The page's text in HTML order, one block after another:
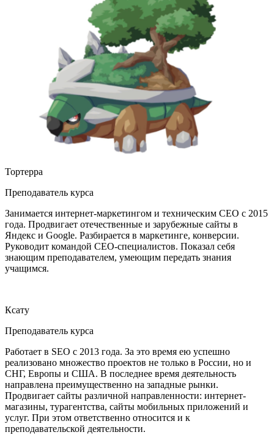
Тортерра
Преподаватель курса
Занимается интернет-маркетингом и техническим СЕО с 2015
года. Продвигает отечественные и зарубежные сайты в
Яндекс и Google. Разбирается в маркетинге, конверсии.
Руководит командой СЕО-специалистов. Показал себя
знающим преподавателем, умеющим передать знания
учащимся.
Ксату
Преподаватель курса
Работает в SEO с 2013 года. За это время ею успешно
реализовано множество проектов не только в России, но и
СНГ, Европы и США. В последнее время деятельность
направлена преимущественно на западные рынки.
Продвигает сайты различной направленности: интернет-
магазины, турагентства, сайты мобильных приложений и
услуг. При этом ответственно относится и к
преподавательской деятельности.